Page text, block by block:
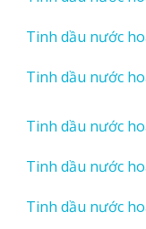
Tinh dầu nước
Tinh dầu nước
Tinh dầu nước
Tinh dầu nước
Tinh dầu nước